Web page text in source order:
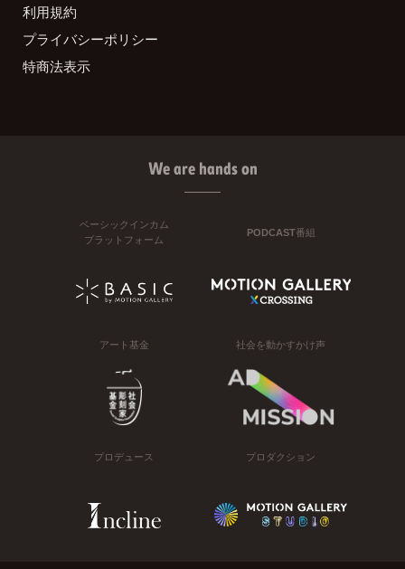
利用規約
プライバシーポリシー
特商法表示
We are hands on
ベーシックインカム
プラットフォーム
PODCAST番組
アート基金 社会を動かすかけ声
プロデュース プロダクション